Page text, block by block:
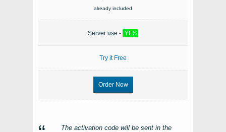
already included
Server use - YES
Try it Free
Order Now
The activation code will be sent in the